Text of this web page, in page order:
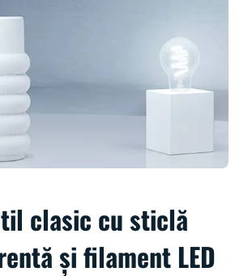
clasic cu sticlă
și filament LED